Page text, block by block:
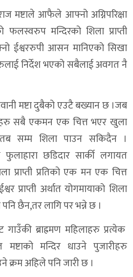
मष्टाले आफैले आफ्नो अग्निपरिक्षा
मन्दिरको शिला प्राप्ती
ईश्वररुपी आसन मानिएको सिखा
निर्देश भएको सबैलाई अवगत नै
मष्टा दुबैको एउटै बख्यान छ ।जब
सबै एकमन एक चित्त भएर खुला
सम्म शिला पाउन सकिदैन ।
फुलाहारा छडिदार सार्की लगायत
प्राप्ती प्रतिको एक मन एक चित्त
प्राप्ती अर्थात योगमायाको शिला
छैन,तर लागि पर भन्ने छ ।
गाउँकी ब्राह्रमण महिलाहरु प्रत्येक
मन्दिर धाउने पुजारीहरु
क्रम अहिले पनि जारी छ ।